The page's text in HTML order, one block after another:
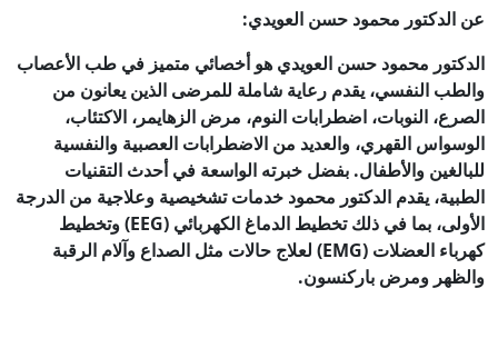
عن الدكتور محمود حسن العويدي:
الدكتور محمود حسن العويدي هو أخصائي متميز في طب الأعصاب
والطب النفسي، يقدم رعاية شاملة للمرضى الذين يعانون من
الصرع، النوبات، اضطرابات النوم، مرض الزهايمر، الاكتئاب،
الوسواس القهري، والعديد من الاضطرابات العصبية والنفسية
للبالغين والأطفال. بفضل خبرته الواسعة في أحدث التقنيات
الطبية، يقدم الدكتور محمود خدمات تشخيصية وعلاجية من الدرجة
الأولى، بما في ذلك تخطيط الدماغ الكهربائي (EEG) وتخطيط
كهرباء العضلات (EMG) لعلاج حالات مثل الصداع وآلام الرقبة
والظهر ومرض باركنسون.